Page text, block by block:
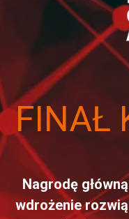
FINAŁ
Nagrodę
wdrożenie